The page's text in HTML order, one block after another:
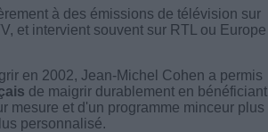
à des émissions de télévision sur
et intervient souvent sur RTL ou Europe
en 2002, Jean-Michel Cohen a permis
de maigrir durablement en bénéficiant
mesure et d'un programme minceur plus
personnalisé.